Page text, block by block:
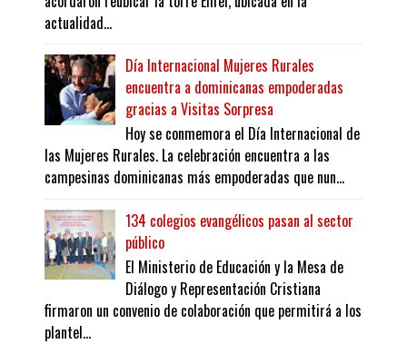
actualidad...
Día Internacional Mujeres Rurales
encuentra a dominicanas empoderadas
gracias a Visitas Sorpresa
Hoy se conmemora el Día Internacional de
las Mujeres Rurales. La celebración encuentra a las
campesinas dominicanas más empoderadas que nun...
134 colegios evangélicos pasan al sector
público
El Ministerio de Educación y la Mesa de
Diálogo y Representación Cristiana
firmaron un convenio de colaboración que permitirá a los
plantel...